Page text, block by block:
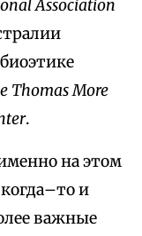
Association
Thomas More
.
на этом
и
важные